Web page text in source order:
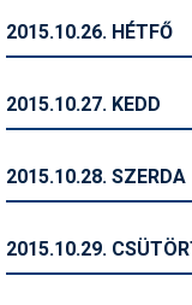
Utazási tippek
Védőfelszerelés
2015.10.26. HÉTFŐ
2015.10.27. KEDD
2015.10.28. SZERDA
2015.10.29.